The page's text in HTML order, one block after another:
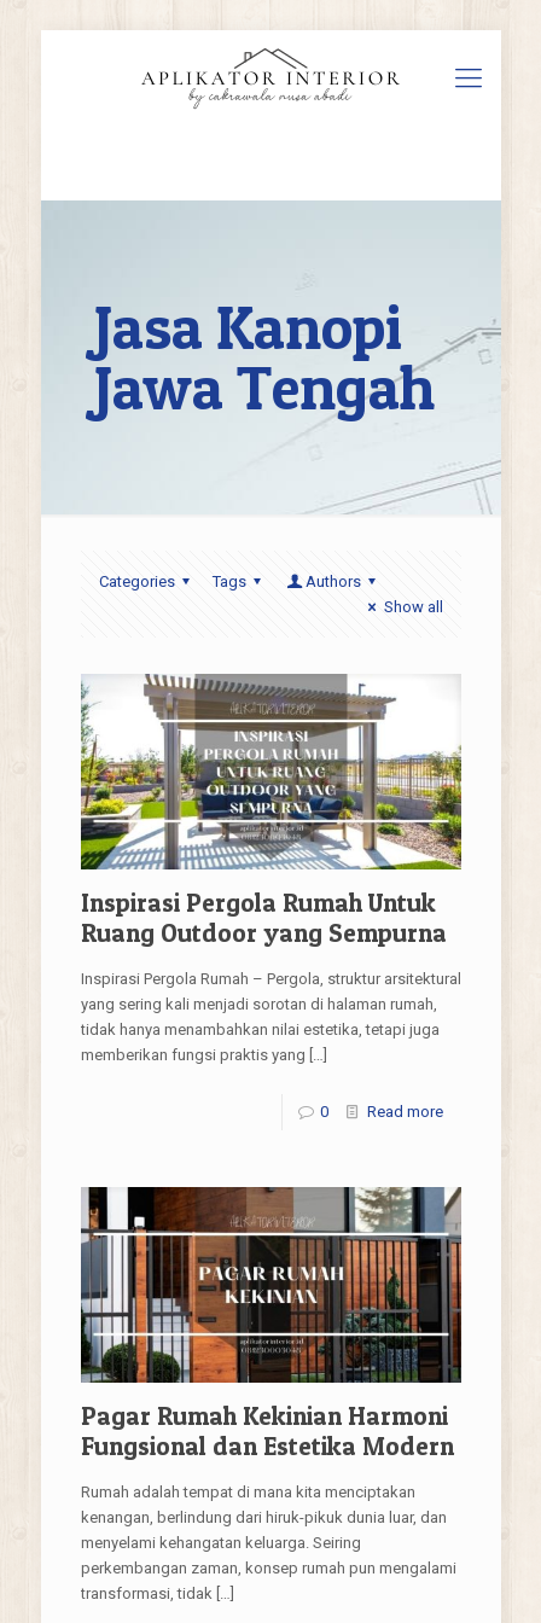
Jasa Kanopi
Jawa Tengah
Categories Tags
Authors
Show all
Inspirasi Pergola Rumah Untuk
Ruang Outdoor yang Sempurna
Inspirasi Pergola Rumah – Pergola, struktur arsitektural
yang sering kali menjadi sorotan di halaman rumah,
tidak hanya menambahkan nilai estetika, tetapi juga
memberikan fungsi praktis yang […]
0 Read more
Pagar Rumah Kekinian Harmoni
Fungsional dan Estetika Modern
Rumah adalah tempat di mana kita menciptakan
kenangan, berlindung dari hiruk-pikuk dunia luar, dan
menyelami kehangatan keluarga. Seiring
perkembangan zaman, konsep rumah pun mengalami
transformasi, tidak[…]